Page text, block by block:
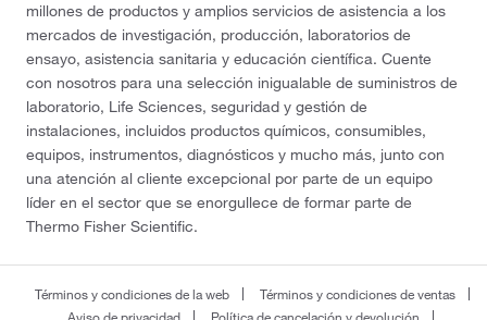
millones de productos y amplios servicios de asistencia a los
mercados de investigación, producción, laboratorios de
ensayo, asistencia sanitaria y educación científica. Cuente
con nosotros para una selección inigualable de suministros de
laboratorio, Life Sciences, seguridad y gestión de
instalaciones, incluidos productos químicos, consumibles,
equipos, instrumentos, diagnósticos y mucho más, junto con
una atención al cliente excepcional por parte de un equipo
líder en el sector que se enorgullece de formar parte de
Thermo Fisher Scientific.
Términos y condiciones de la web
Términos y condiciones de ventas